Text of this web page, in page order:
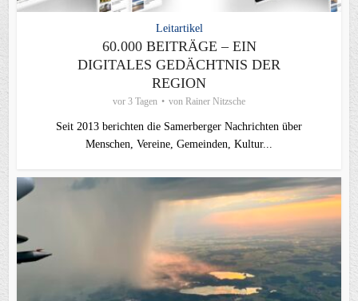
Leitartikel
60.000 BEITRÄGE – EIN
DIGITALES GEDÄCHTNIS DER
REGION
vor 3 Tagen von Rainer Nitzsche
Seit 2013 berichten die Samerberger Nachrichten über
Menschen, Vereine, Gemeinden, Kultur...